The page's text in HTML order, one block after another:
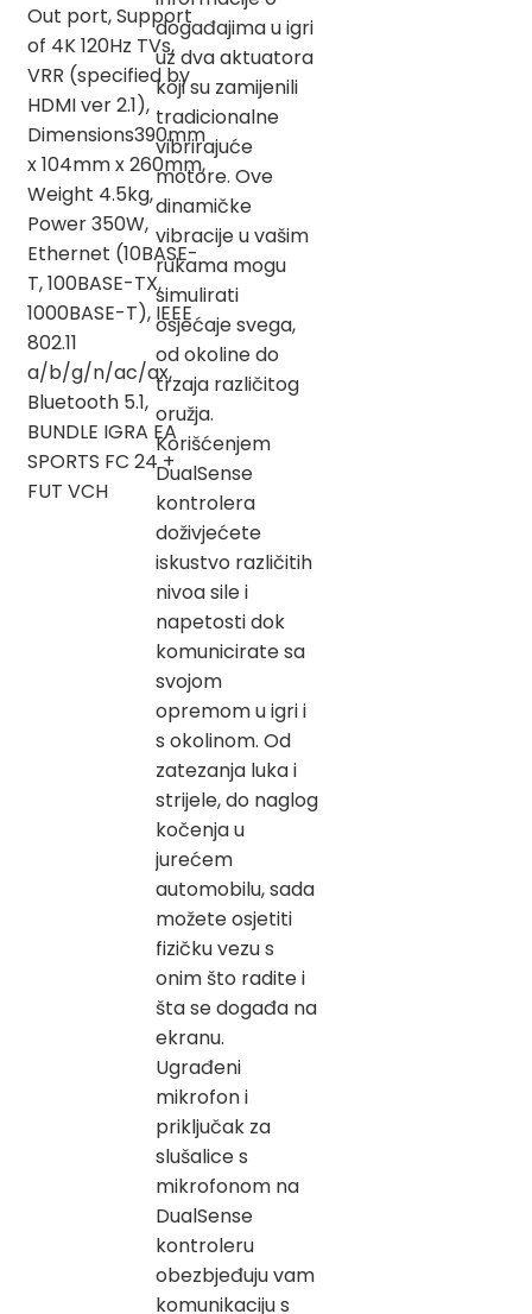
Out port, Support
of 4K 120Hz TVs,
VRR (specified by
HDMI ver 2.1),
Dimensions390mm
x 104mm x 260mm,
Weight 4.5kg,
Power 350W,
Ethernet (10BASE-
T, 100BASE-TX,
1000BASE-T), IEEE
802.11
a/b/g/n/ac/ax,
Bluetooth 5.1,
BUNDLE IGRA EA
SPORTS FC 24 +
FUT VCH
događajima u igri
uz dva aktuatora
koji su zamijenili
tradicionalne
vibrirajuće
motore. Ove
dinamičke
vibracije u vašim
rukama mogu
simulirati
osjećaje svega,
od okoline do
trzaja različitog
oružja.
Korišćenjem
DualSense
kontrolera
doživjećete
iskustvo različitih
nivoa sile i
napetosti dok
komunicirate sa
svojom
opremom u igri i
s okolinom. Od
zatezanja luka i
strijele, do naglog
kočenja u
jurećem
automobilu, sada
možete osjetiti
fizičku vezu s
onim što radite i
šta se događa na
ekranu.
Ugrađeni
mikrofon i
priključak za
slušalice s
mikrofonom na
DualSense
kontroleru
obezbjeđuju vam
komunikaciju s